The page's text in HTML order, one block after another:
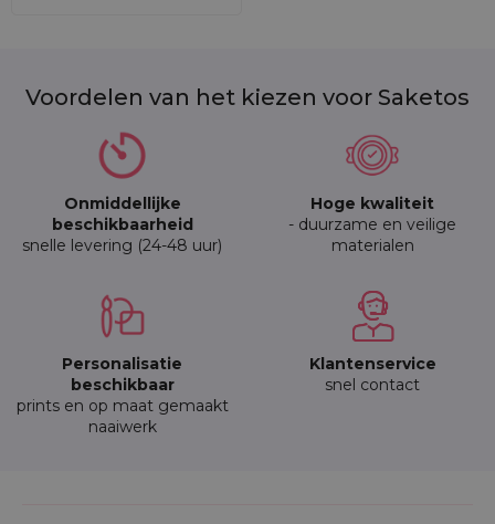
Voordelen van het kiezen voor Saketos
Onmiddellijke
beschikbaarheid
snelle levering (24-48 uur)
Hoge kwaliteit
- duurzame en veilige
materialen
Personalisatie
beschikbaar
prints en op maat gemaakt
naaiwerk
Klantenservice
snel contact